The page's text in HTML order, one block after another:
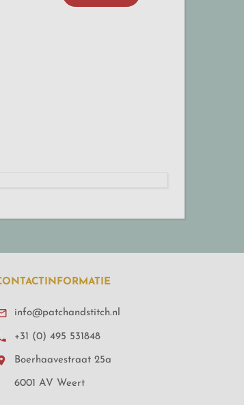
info@patchandstitch.nl
+31 (0) 495 531848
Boerhaavestraat 25a
6001 AV Weert